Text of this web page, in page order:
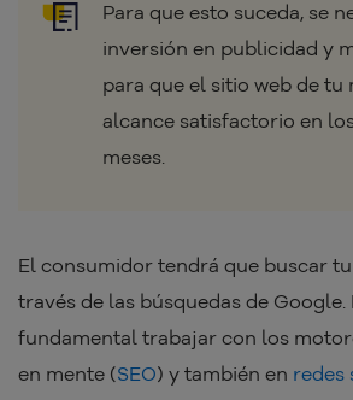
Para que esto suceda, se
inversión en publicidad y
para que el sitio web de tu
alcance satisfactorio en
meses.
El consumidor tendrá que buscar
través de las búsquedas de Google.
fundamental trabajar con los
en mente (SEO) y también en redes